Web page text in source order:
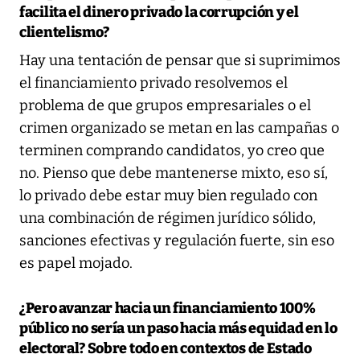
facilita el dinero privado la corrupción y el
clientelismo?
Hay una tentación de pensar que si suprimimos
el financiamiento privado resolvemos el
problema de que grupos empresariales o el
crimen organizado se metan en las campañas o
terminen comprando candidatos, yo creo que
no. Pienso que debe mantenerse mixto, eso sí,
lo privado debe estar muy bien regulado con
una combinación de régimen jurídico sólido,
sanciones efectivas y regulación fuerte, sin eso
es papel mojado.
¿Pero avanzar hacia un financiamiento 100%
público no sería un paso hacia más equidad en lo
electoral? Sobre todo en contextos de Estado